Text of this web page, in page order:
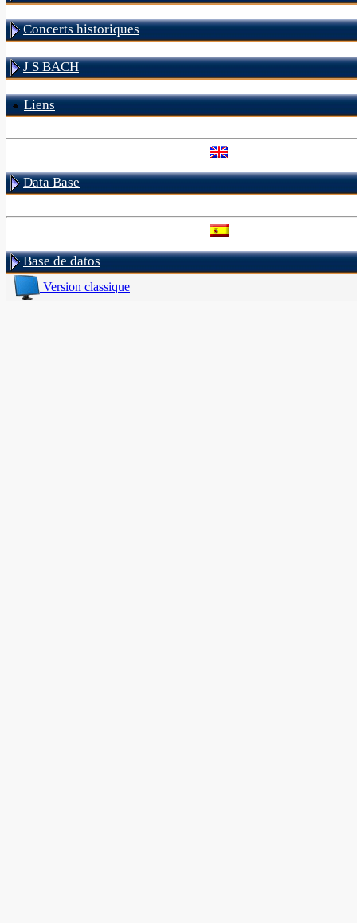
Concerts historiques
J S BACH
Liens
Data Base
Base de datos
Version classique